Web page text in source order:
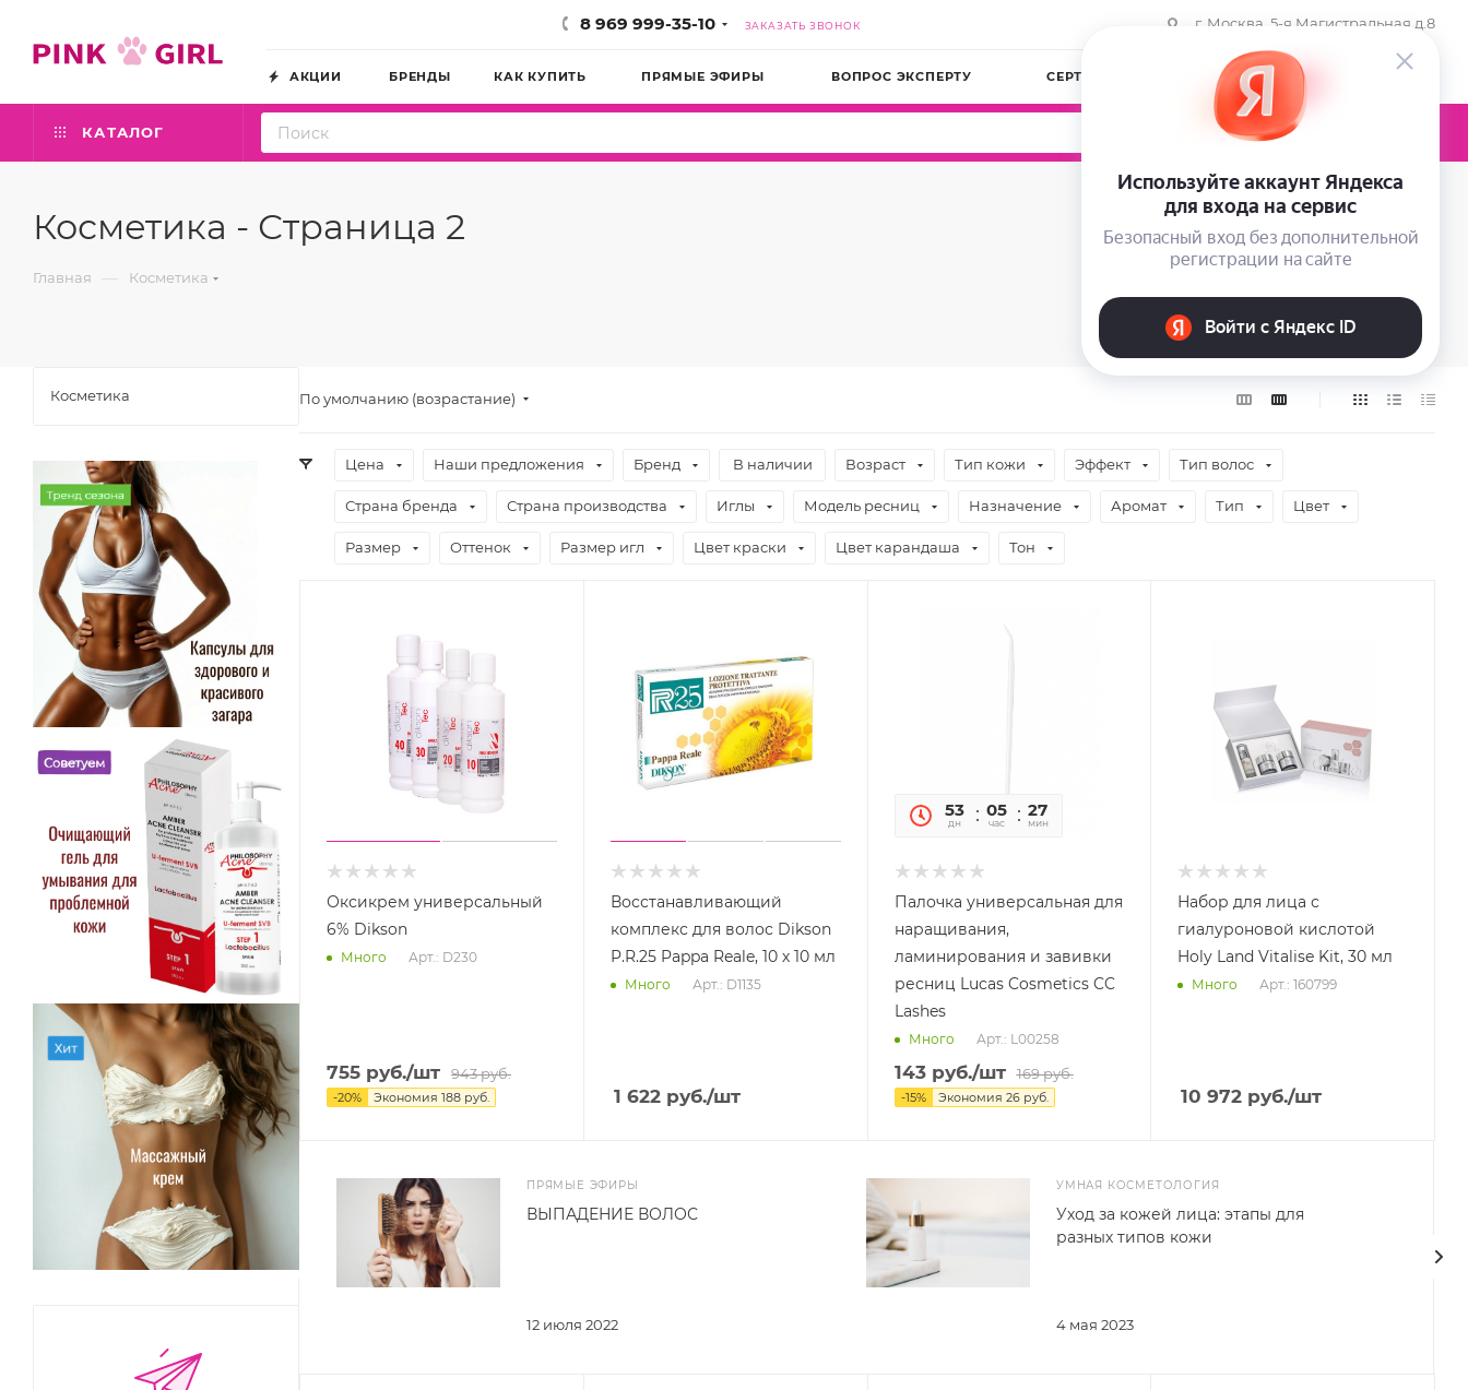
8 969 999-35-10 ЗАКАЗАТЬ ЗВОНОК г. Москва, 5-я Магистральная д.8
АКЦИИ БРЕНДЫ КАК КУПИТЬ ПРЯМЫЕ ЭФИРЫ ВОПРОС ЭКСПЕРТУ СЕРТИФИКАТЫ КОМПАНИЯ
КАТАЛОГ 0
Косметика - Страница 2
Главная — Косметика
По умолчанию (возрастание)
Цена Наши предложения Бренд В наличии Возраст Тип кожи Эффект Тип волос
Страна бренда Страна производства Иглы Модель ресниц Назначение Аромат Тип Цвет
Размер Оттенок Размер игл Цвет краски Цвет карандаша Тон
Оксикрем универсальный
6% Dikson
Много Арт.: D230
755 руб./шт 943руб.
-20% Экономия 188 руб.
Восстанавливающий
комплекс для волос Dikson
P.R.25 Pappa Reale, 10 х 10 мл
Много Арт.: D1135
1 622руб./шт
53
дн
05
час
26
мин
Палочка универсальная для
наращивания,
ламинирования и завивки
ресниц Lucas Cosmetics CC
Lashes
Много Арт.: L00258
143руб./шт 169руб.
-15% Экономия 26руб.
Набор для лица с
гиалуроновой кислотой
Holy Land Vitalise Kit, 30 мл
Много Арт.: 160799
10 972 руб./шт
ПРЯМЫЕ ЭФИРЫ
12 июля 2022
ВЫПАДЕНИЕ ВОЛОС
УМНАЯ КОСМЕТОЛОГИЯ
4 мая 2023
Уход за кожей лица: этапы для
разных типов кожи
Косметика